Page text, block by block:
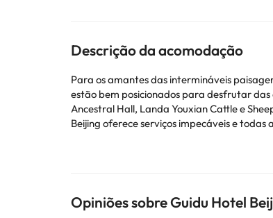
Descrição da acomodação
Para os amantes das intermináveis
estão bem posicionados para desfrutar
Ancestral Hall, Landa Youxian Cattle e
Beijing oferece serviços impecáveis e
quarto 24 horas, Wi-Fi gratuito nos
cada quarto. TV de tela plana, Wi-Fi, Wi-
Opiniões sobre Guidu Hotel